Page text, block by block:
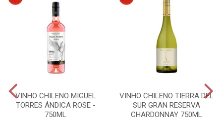
VINHO CHILENO MIGUEL
TORRES ÁNDICA ROSE -
750ML
VINHO CHILENO TIERRA DEL
SUR GRAN RESERVA
CHARDONNAY 750ML